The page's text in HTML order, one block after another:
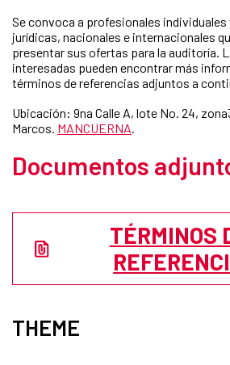
Se convoca a profesionales
jurídicas, nacionales e internacionales
presentar sus ofertas para la auditoría.
interesadas pueden encontrar más
términos de referencias adjuntos a
Ubicación: 9na Calle A, lote No. 24,
Marcos. MANCUERNA
Documentos
TÉRMINOS
THEME